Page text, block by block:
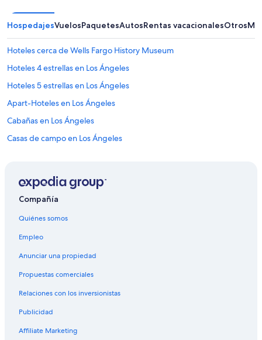
HospedajesVuelosPaquetesAutosRentas vacacionalesOtros
Hoteles cerca de Wells Fargo History Museum
Hoteles 4 estrellas en Los Ángeles
Hoteles 5 estrellas en Los Ángeles
Apart-Hoteles en Los Ángeles
Cabañas en Los Ángeles
Casas de campo en Los Ángeles
Apartamentos en Los Ángeles
Hoteles de Ayres Collection en Los Ángeles
Hoteles de Best Western en Los Ángeles
Coast Hotels en Los Ángeles
Delta Hotels en Los Ángeles
Destination Hotels en Los Ángeles
Hoteles de Evolution Hospitality en Los Ángeles
Compañía
Quiénes somos
Empleo
Anunciar una propiedad
Propuestas comerciales
Relaciones con los inversionistas
Publicidad
Affiliate Marketing